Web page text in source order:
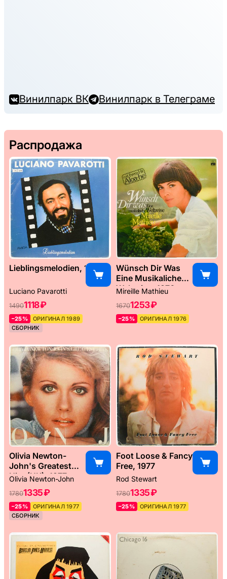
Винилпарк ВК Винилпарк в Телеграме
Распродажа
Lieblingsmelodien, 1989
Luciano Pavarotti
14901118 ₽
–25%
ОРИГИНАЛ 1989
СБОРНИК
Wünsch Dir Was
Eine Musikaliche
Weltreise, 1976
Mireille Mathieu
16701253 ₽
–25% ОРИГИНАЛ 1976
Olivia Newton-
John's Greatest
Hits (UK), 1977
Olivia Newton-John
17801335 ₽
–25%
ОРИГИНАЛ 1977
СБОРНИК
Foot Loose & Fancy
Free, 1977
Rod Stewart
17801335 ₽
–25% ОРИГИНАЛ 1977